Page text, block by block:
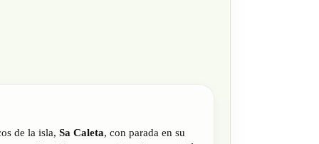
de la isla,Sa Caleta, con parada en su